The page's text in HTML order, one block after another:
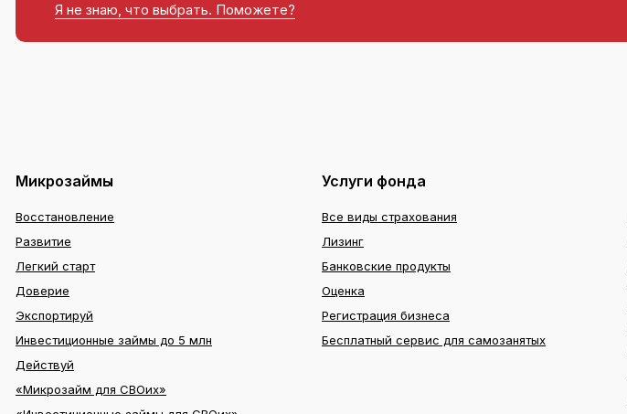
Я не знаю, что выбрать. Поможете?
Микрозаймы
Восстановление
Развитие
Легкий старт
Доверие
Экспортируй
Инвестиционные займы до 5 млн
Действуй
«Микрозайм для СВОих»
Услуги фонда
Все виды страхования
Лизинг
Банковские продукты
Оценка
Регистрация бизнеса
Бесплатный сервис для самозанятых